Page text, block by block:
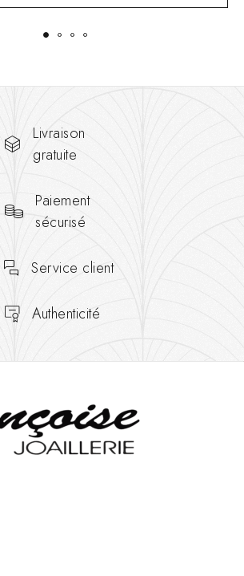
Livraison
gratuite
Paiement
sécurisé
Service client
Authenticité